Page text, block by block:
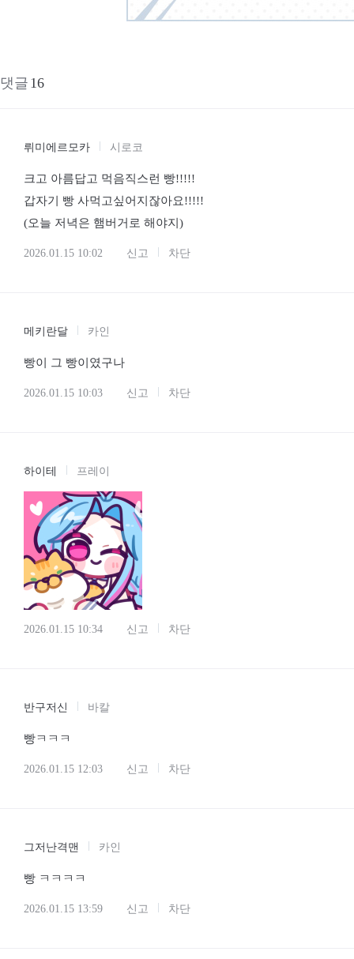
댓글16
뤼미에르모카 시로코
크고 아름답고 먹음직스런 빵!!!!!
갑자기 빵 사먹고싶어지잖아요!!!!!
(오늘 저녁은 햄버거로 해야지)
2026.01.15 10:02 신고 차단
메키란달 카인
빵이 그 빵이였구나
2026.01.15 10:03 신고 차단
하이테 프레이
2026.01.15 10:34 신고 차단
반구저신 바칼
빵ㅋㅋㅋ
2026.01.15 12:03 신고 차단
그저난격맨 카인
빵 ㅋㅋㅋㅋ
2026.01.15 13:59 신고 차단